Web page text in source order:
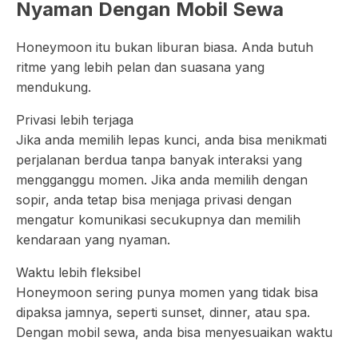
Nyaman Dengan Mobil Sewa
Honeymoon itu bukan liburan biasa. Anda butuh
ritme yang lebih pelan dan suasana yang
mendukung.
Privasi lebih terjaga
Jika anda memilih lepas kunci, anda bisa menikmati
perjalanan berdua tanpa banyak interaksi yang
mengganggu momen. Jika anda memilih dengan
sopir, anda tetap bisa menjaga privasi dengan
mengatur komunikasi secukupnya dan memilih
kendaraan yang nyaman.
Waktu lebih fleksibel
Honeymoon sering punya momen yang tidak bisa
dipaksa jamnya, seperti sunset, dinner, atau spa.
Dengan mobil sewa, anda bisa menyesuaikan waktu